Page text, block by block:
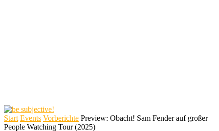
Start Events Vorberichte Preview: Obacht! Sam Fender auf großer
People Watching Tour (2025)